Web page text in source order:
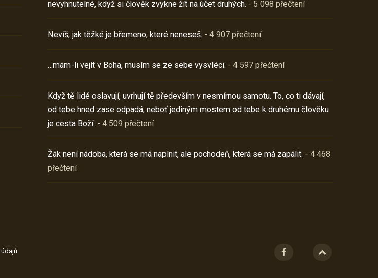
nevyhnutelné, když si člověk zvykne žít na účet druhých. - 5 098 přečtení
Nevíš, jak těžké je břemeno, které neneseš. - 4 907 přečtení
…mám-li vejít v Boha, musím se ze sebe vysvléci. - 4 597 přečtení
Když tě lidé oslavují, uvrhují tě především v nesmírnou samotu. To, co ti dávají,
od tebe hned zase odpadá, neboť jediným mostem od tebe k druhému člověku
je cesta Boží. - 4 509 přečtení
Žák není nádoba, která se má naplnit, ale pochodeň, která se má zapálit. - 4 468
přečtení